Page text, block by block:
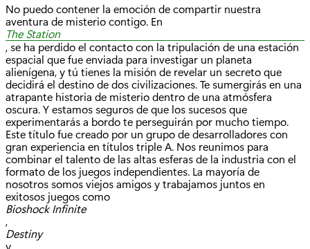
No puedo contener la emoción de compartir nuestra
aventura de misterio contigo. En
The Station
, se ha perdido el contacto con la tripulación de una estación
espacial que fue enviada para investigar un planeta
alienígena, y tú tienes la misión de revelar un secreto que
decidirá el destino de dos civilizaciones. Te sumergirás en una
atrapante historia de misterio dentro de una atmósfera
oscura. Y estamos seguros de que los sucesos que
experimentarás a bordo te perseguirán por mucho tiempo.
Este título fue creado por un grupo de desarrolladores con
gran experiencia en títulos triple A. Nos reunimos para
combinar el talento de las altas esferas de la industria con el
formato de los juegos independientes. La mayoría de
nosotros somos viejos amigos y trabajamos juntos en
exitosos juegos como
Bioshock Infinite
,
Destiny
y